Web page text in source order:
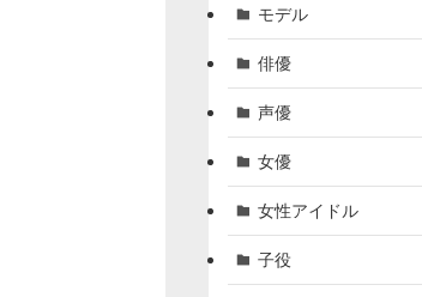
モデル
俳優
声優
女優
女性アイドル
子役